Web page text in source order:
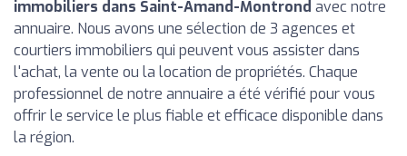
immobiliers dans Saint-Amand-Montrond avec notre
annuaire. Nous avons une sélection de 3 agences et
courtiers immobiliers qui peuvent vous assister dans
l'achat, la vente ou la location de propriétés. Chaque
professionnel de notre annuaire a été vérifié pour vous
offrir le service le plus fiable et efficace disponible dans
la région.